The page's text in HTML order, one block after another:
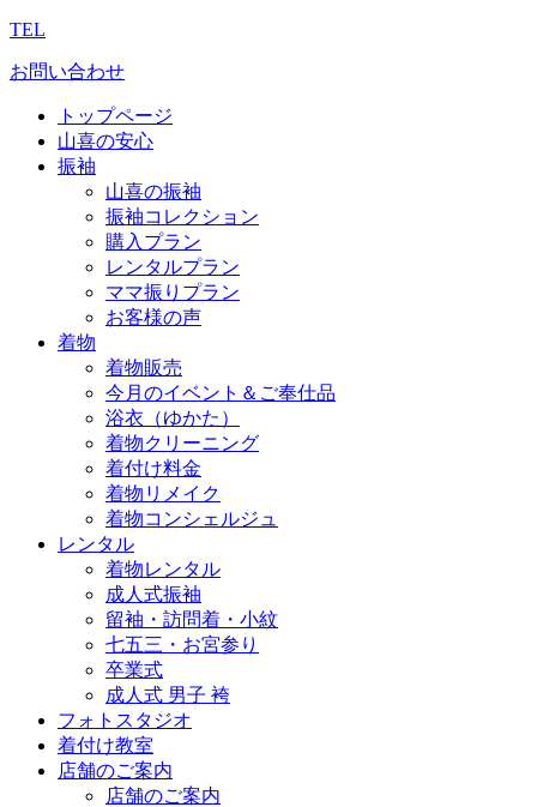
TEL
お問い合わせ
トップページ
山喜の安心
振袖
山喜の振袖
振袖コレクション
購入プラン
レンタルプラン
ママ振りプラン
お客様の声
着物
着物販売
今月のイベント＆ご奉仕品
浴衣（ゆかた）
着物クリーニング
着付け料金
着物リメイク
着物コンシェルジュ
レンタル
着物レンタル
成人式振袖
留袖・訪問着・小紋
七五三・お宮参り
卒業式
成人式 男子 袴
フォトスタジオ
着付け教室
店舗のご案内
店舗のご案内